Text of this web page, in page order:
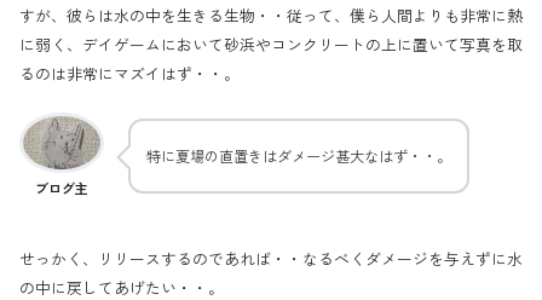
すが、彼らは水の中を生きる生物・・従って、僕ら人間よりも非常に熱
に弱く、デイゲームにおいて砂浜やコンクリートの上に置いて写真を取
るのは非常にマズイはず・・。
ブログ主
特に夏場の直置きはダメージ甚大なはず・・。
せっかく、リリースするのであれば・・なるべくダメージを与えずに水
の中に戻してあげたい・・。